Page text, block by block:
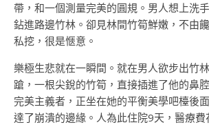
帶，和一個測量完美的圓規。男人想上洗
鉆進路邊竹林。卻見林間竹筍鮮嫩，不由
私挖，很是愜意。
樂極生悲就在一瞬間。就在男人欲步出竹
蹌，一根尖銳的竹筍，直接插進了他的鼻
完美主義者，正坐在她的平衡美學吧檯後
達了崩潰的邊緣。人為此住院9天，醫療費